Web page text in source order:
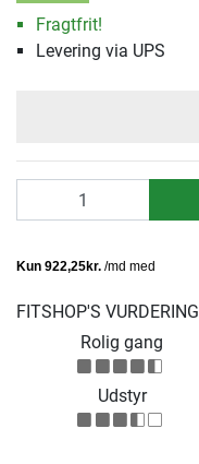
Fragtfrit!
Levering via UPS
FITSHOP'S VURDERING
Rolig gang
Udstyr